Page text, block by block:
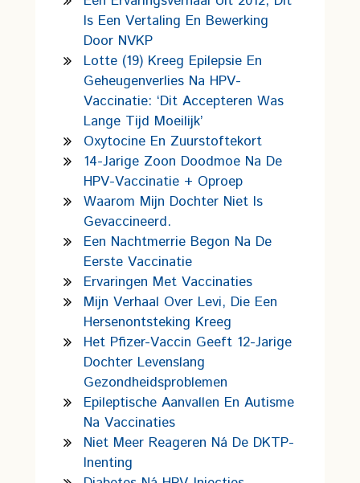
Is Een Vertaling En Bewerking
Door NVKP
Lotte (19) Kreeg Epilepsie En
Geheugenverlies Na HPV-
Vaccinatie: ‘Dit Accepteren Was
Lange Tijd Moeilijk’
Oxytocine En Zuurstoftekort
14-Jarige Zoon Doodmoe Na De
HPV-Vaccinatie + Oproep
Waarom Mijn Dochter Niet Is
Gevaccineerd.
Een Nachtmerrie Begon Na De
Eerste Vaccinatie
Ervaringen Met Vaccinaties
Mijn Verhaal Over Levi, Die Een
Hersenontsteking Kreeg
Het Pfizer-Vaccin Geeft 12-Jarige
Dochter Levenslang
Gezondheidsproblemen
Epileptische Aanvallen En Autisme
Na Vaccinaties
Niet Meer Reageren Ná De DKTP-
Inenting